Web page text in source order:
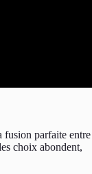
fusion parfaite entre
choix abondent,